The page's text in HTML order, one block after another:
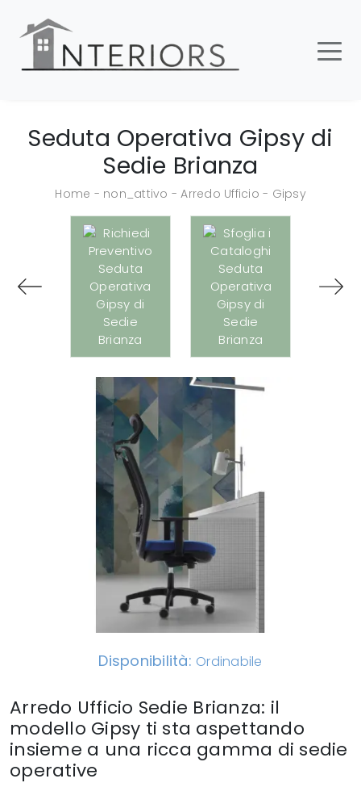
Seduta Operativa Gipsy di
Sedie Brianza
Home - non_attivo -Arredo Ufficio - Gipsy
Disponibilità: Ordinabile
Arredo Ufficio Sedie Brianza: il
modello Gipsy ti sta aspettando
insieme a una ricca gamma di sedie
operative